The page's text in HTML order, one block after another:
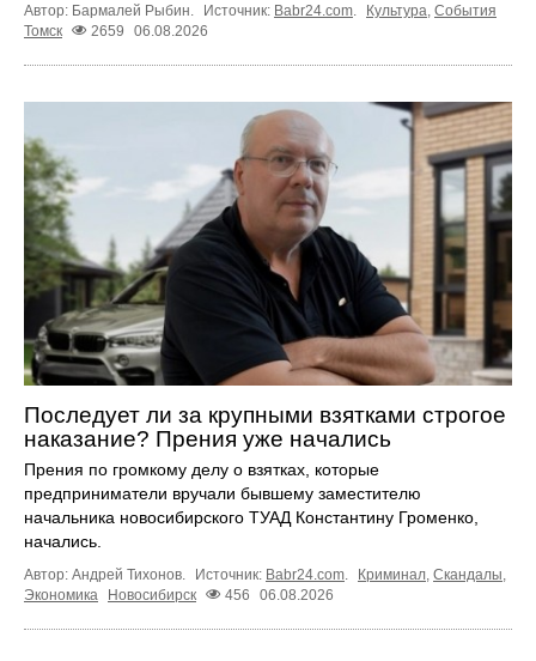
Автор: Бармалей Рыбин. Источник: Babr24.com Культура События
Томск
2659 06.08.2026
Последует ли за крупными взятками строгое
наказание? Прения уже начались
Прения по громкому делу о взятках, которые
предприниматели вручали бывшему заместителю
начальника новосибирского ТУАД Константину Громенко,
начались.
Автор: Андрей Тихонов. Источник: Babr24.com Криминал Скандалы
Экономика
Новосибирск 456 06.08.2026